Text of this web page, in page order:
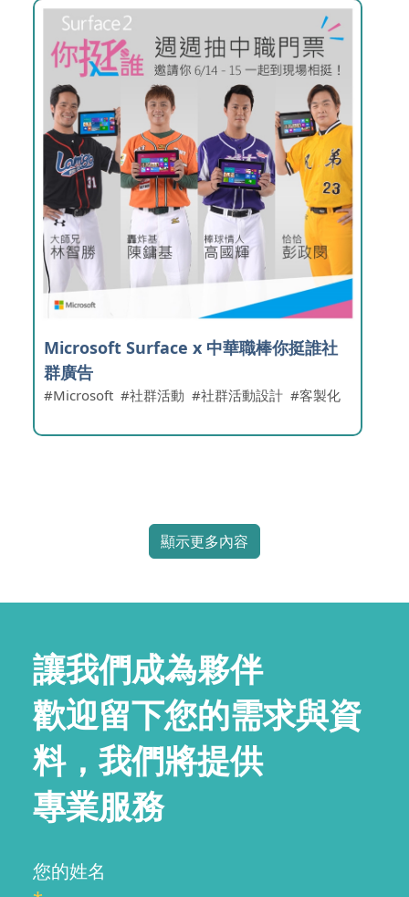
Microsoft Surface x 中華職棒你挺誰社
群廣告
Microsoft 社群活動 社群活動設計 客製化
顯示更多內容
讓我們成為夥伴
歡迎留下您的需求與資
料，我們將提供
專業服務
您的姓名